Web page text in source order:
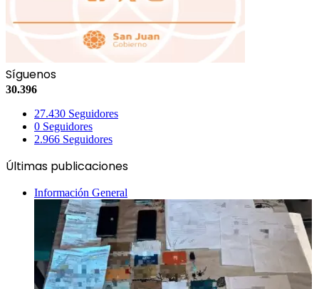
Síguenos
30.396
27.430 Seguidores
0 Seguidores
2.966 Seguidores
Últimas publicaciones
Información General